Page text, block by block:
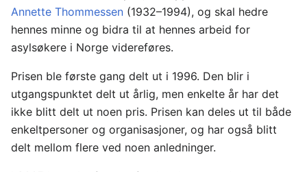
Annette Thommessen (1932–1994), og skal hedre
hennes minne og bidra til at hennes arbeid for
asylsøkere i Norge videreføres.
Prisen ble første gang delt ut i 1996. Den blir i
utgangspunktet delt ut årlig, men enkelte år har det
ikke blitt delt ut noen pris. Prisen kan deles ut til både
enkeltpersoner og organisasjoner, og har også blitt
delt mellom flere ved noen anledninger.